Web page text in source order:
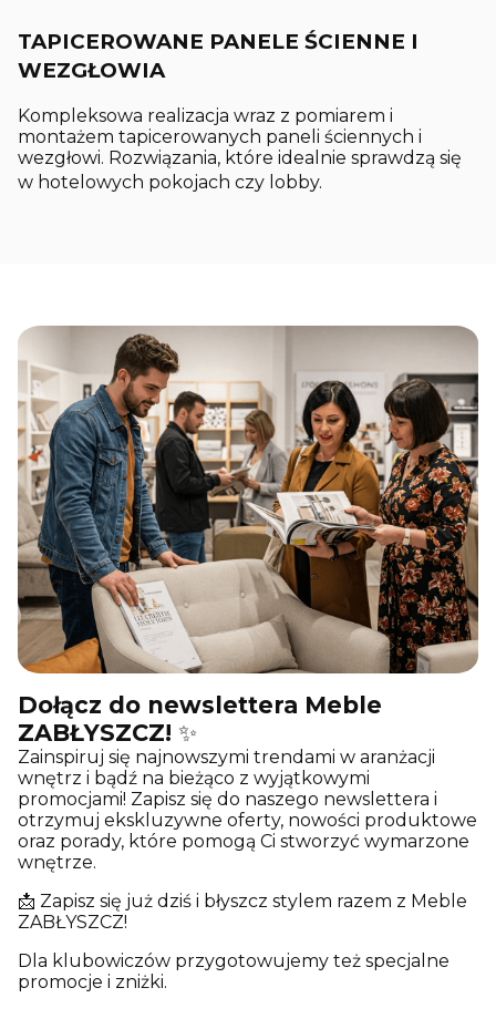
TAPICEROWANE PANELE ŚCIENNE I
WEZGŁOWIA
Kompleksowa realizacja wraz z pomiarem i
montażem tapicerowanych paneli ściennych i
wezgłowi. Rozwiązania, które idealnie sprawdzą się
w hotelowych pokojach czy lobby.
Dołącz do newslettera Meble
ZABŁYSZCZ! ✨
Zainspiruj się najnowszymi trendami w aranżacji
wnętrz i bądź na bieżąco z wyjątkowymi
promocjami! Zapisz się do naszego newslettera i
otrzymuj ekskluzywne oferty, nowości produktowe
oraz porady, które pomogą Ci stworzyć wymarzone
wnętrze.
📩 Zapisz się już dziś i błyszcz stylem razem z Meble
ZABŁYSZCZ!
Dla klubowiczów przygotowujemy też specjalne
promocje i zniżki.